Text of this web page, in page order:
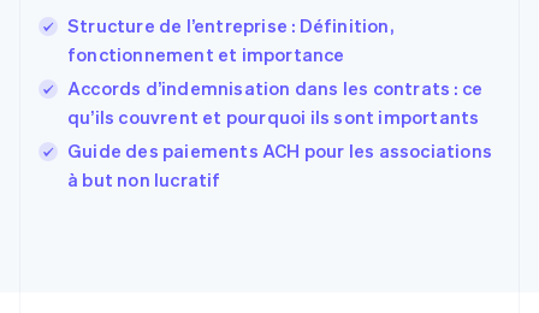
Structure de l’entreprise : Définition,
fonctionnement et importance
Accords d’indemnisation dans les contrats : ce
qu’ils couvrent et pourquoi ils sont importants
Guide des paiements ACH pour les associations
à but non lucratif
Finlande
EnglishSvenska
FrançaisEnglish
Gibraltar
English
Grèce